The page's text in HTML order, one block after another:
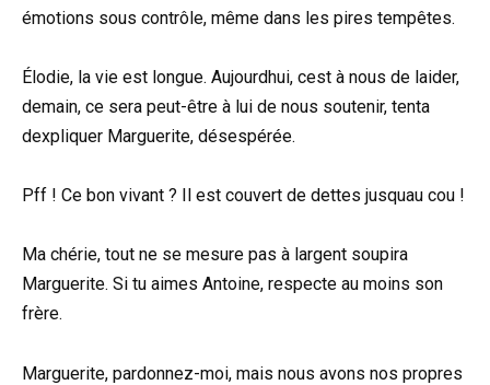
émotions sous contrôle, même dans les pires tempêtes.
Élodie, la vie est longue. Aujourdhui, cest à nous de laider,
demain, ce sera peut-être à lui de nous soutenir, tenta
dexpliquer Marguerite, désespérée.
Pff ! Ce bon vivant ? Il est couvert de dettes jusquau cou !
Ma chérie, tout ne se mesure pas à largent soupira
Marguerite. Si tu aimes Antoine, respecte au moins son
frère.
Marguerite, pardonnez-moi, mais nous avons nos propres